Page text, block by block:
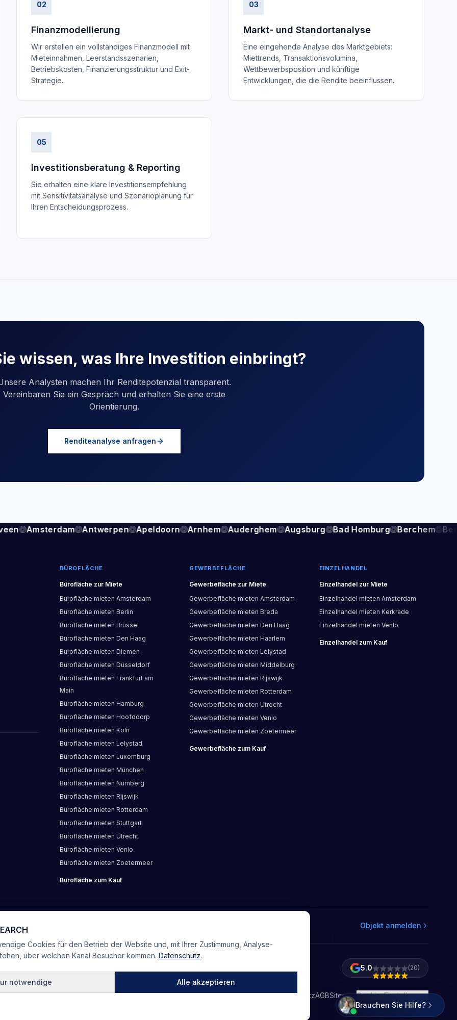
02
Finanzmodellierung
Wir erstellen ein vollständiges Finanzmodell mit
Mieteinnahmen, Leerstandsszenarien,
Betriebskosten, Finanzierungsstruktur und Exit-
Strategie.
03
Markt- und Standortanalyse
Eine eingehende Analyse des Marktgebiets:
Miettrends, Transaktionsvolumina,
Wettbewerbsposition und künftige
Entwicklungen, die die Rendite beeinflussen.
05
Investitionsberatung & Reporting
Sie erhalten eine klare Investitionsempfehlung
mit Sensitivitätsanalyse und Szenarioplanung für
Ihren Entscheidungsprozess.
wissen, was Ihre Investition einbringt?
Analysten machen Ihr Renditepotenzial transparent.
Vereinbaren Sie ein Gespräch und erhalten Sie eine erste
Orientierung.
Renditeanalyse anfragen
Amsterdam Antwerpen Apeldoorn Arnhem Auderghem Augsburg Bad Homburg Berchem
BÜROFLÄCHE
Bürofläche zur Miete
Bürofläche mieten Amsterdam
Bürofläche mieten Berlin
Bürofläche mieten Brüssel
Bürofläche mieten Den Haag
Bürofläche mieten Diemen
Bürofläche mieten Düsseldorf
Bürofläche mieten Frankfurt am
Main
Bürofläche mieten Hamburg
Bürofläche mieten Hoofddorp
Bürofläche mieten Köln
Bürofläche mieten Lelystad
Bürofläche mieten Luxemburg
Bürofläche mieten München
Bürofläche mieten Nürnberg
Bürofläche mieten Rijswijk
Bürofläche mieten Rotterdam
Bürofläche mieten Stuttgart
Bürofläche mieten Utrecht
Bürofläche mieten Venlo
Bürofläche mieten Zoetermeer
Bürofläche zum Kauf
GEWERBEFLÄCHE
Gewerbefläche zur Miete
Gewerbefläche mieten Amsterdam
Gewerbefläche mieten Breda
Gewerbefläche mieten Den Haag
Gewerbefläche mieten Haarlem
Gewerbefläche mieten Lelystad
Gewerbefläche mieten Middelburg
Gewerbefläche mieten Rijswijk
Gewerbefläche mieten Rotterdam
Gewerbefläche mieten Utrecht
Gewerbefläche mieten Venlo
Gewerbefläche mieten Zoetermeer
Gewerbefläche zum Kauf
EINZELHANDEL
Einzelhandel zur Miete
Einzelhandel mieten Amsterdam
Einzelhandel mieten Kerkrade
Einzelhandel mieten Venlo
Einzelhandel zum Kauf
Objekt anmelden
5.0 (20)
DatenschutzAGBSitemapCookie-Einstellungen
Hallo, ich bin Naomy!
Brauchen Sie Hilfe?
Cookies für den Betrieb der Website und, mit Ihrer Zustimmung, Analyse-
über welchen Kanal Besucher kommen. Datenschutz.
notwendige Alle akzeptieren